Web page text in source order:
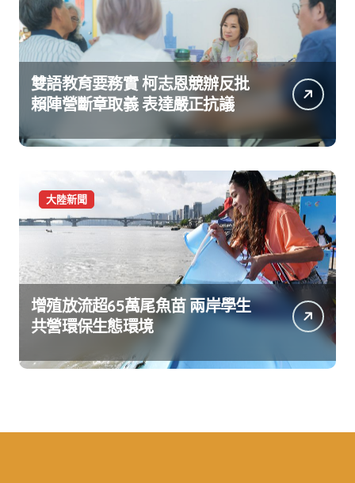
雙語教育要務實 柯志恩競辦反批
賴陣營斷章取義 表達嚴正抗議
大陸新聞
增殖放流超65萬尾魚苗 兩岸學生
共營環保生態環境